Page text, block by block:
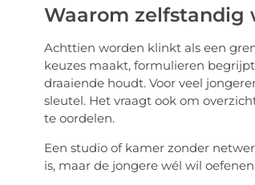
Waarom zelfstandig
Achttien worden klinkt als een
keuzes maakt, formulieren
draaiende houdt. Voor veel
sleutel. Het vraagt ook om
te oordelen.
Een studio of kamer zonder
is, maar de jongere wél wil